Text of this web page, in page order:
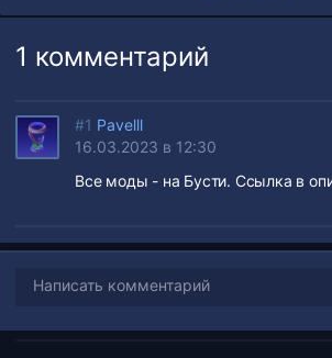
1 комментарий
#1 Pavelll
16.03.2023 в 12:30
Все моды - на Бусти. Ссылка в
Написать комментарий